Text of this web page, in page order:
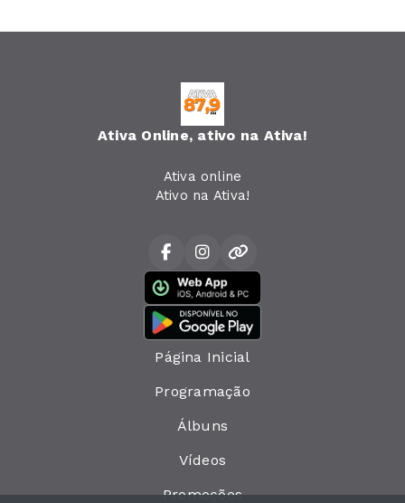
Ativa Online, ativo na Ativa!
Ativa online
Ativo na Ativa!
Página Inicial
Programação
Álbuns
Vídeos
Promoções